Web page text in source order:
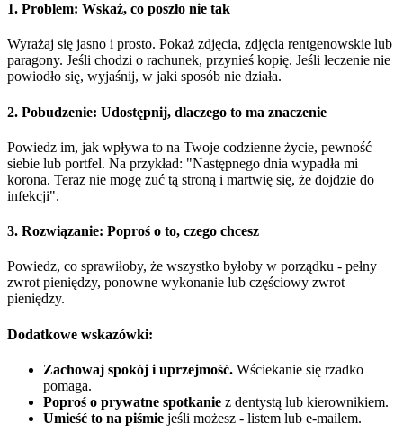
1. Problem: Wskaż, co poszło nie tak
Wyrażaj się jasno i prosto. Pokaż zdjęcia, zdjęcia rentgenowskie lub
paragony. Jeśli chodzi o rachunek, przynieś kopię. Jeśli leczenie nie
powiodło się, wyjaśnij, w jaki sposób nie działa.
2. Pobudzenie: Udostępnij, dlaczego to ma znaczenie
Powiedz im, jak wpływa to na Twoje codzienne życie, pewność
siebie lub portfel. Na przykład: "Następnego dnia wypadła mi
korona. Teraz nie mogę żuć tą stroną i martwię się, że dojdzie do
infekcji".
3. Rozwiązanie: Poproś o to, czego chcesz
Powiedz, co sprawiłoby, że wszystko byłoby w porządku - pełny
zwrot pieniędzy, ponowne wykonanie lub częściowy zwrot
pieniędzy.
Dodatkowe wskazówki:
Zachowaj spokój i uprzejmość. Wściekanie się rzadko
pomaga.
Poproś o prywatne spotkanie z dentystą lub kierownikiem.
Umieść to na piśmie jeśli możesz - listem lub e-mailem.